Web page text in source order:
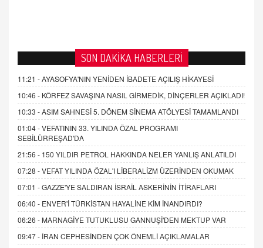
SON DAKİKA HABERLERİ
11:21 -AYASOFYA'NIN YENİDEN İBADETE AÇILIŞ HİKAYESİ
10:46 - KÖRFEZ SAVAŞINA NASIL GİRMEDİK, DİNÇERLER AÇIKLADI!
10:33 -ASIM SAHNESİ 5. DÖNEM SİNEMA ATÖLYESİ TAMAMLANDI
01:04 -VEFATININ 33. YILINDA ÖZAL PROGRAMI
SEBİLÜRREŞAD'DA
21:56 - 150 YILDIR PETROL HAKKINDA NELER YANLIŞ ANLATILDI
07:28 -VEFAT YILINDA ÖZAL'I LİBERALİZM ÜZERİNDEN OKUMAK
07:01 -GAZZE'YE SALDIRAN İSRAİL ASKERİNİN İTİRAFLARI
06:40 - ENVER'İ TÜRKİSTAN HAYALİNE KİM İNANDIRDI?
06:26 - MARNAGİYE TUTUKLUSU GANNUŞİ'DEN MEKTUP VAR
09:47 - İRAN CEPHESİNDEN ÇOK ÖNEMLİ AÇIKLAMALAR